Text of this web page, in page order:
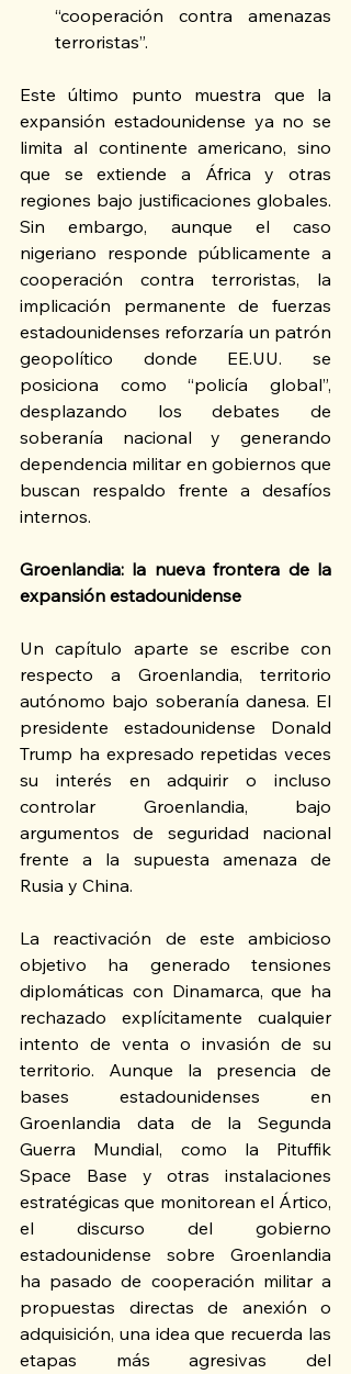
“cooperación contra amenazas
terroristas”.
Este último punto muestra que la
expansión estadounidense ya no se
limita al continente americano, sino
que se extiende a África y otras
regiones bajo justificaciones globales.
Sin embargo, aunque el caso
nigeriano responde públicamente a
cooperación contra terroristas, la
implicación permanente de fuerzas
estadounidenses reforzaría un patrón
geopolítico donde EE.UU. se
posiciona como “policía global”,
desplazando los debates de
soberanía nacional y generando
dependencia militar en gobiernos que
buscan respaldo frente a desafíos
internos.
Groenlandia: la nueva frontera de la
expansión estadounidense
Un capítulo aparte se escribe con
respecto a Groenlandia, territorio
autónomo bajo soberanía danesa. El
presidente estadounidense Donald
Trump ha expresado repetidas veces
su interés en adquirir o incluso
controlar Groenlandia, bajo
argumentos de seguridad nacional
frente a la supuesta amenaza de
Rusia y China.
La reactivación de este ambicioso
objetivo ha generado tensiones
diplomáticas con Dinamarca, que ha
rechazado explícitamente cualquier
intento de venta o invasión de su
territorio. Aunque la presencia de
bases estadounidenses en
Groenlandia data de la Segunda
Guerra Mundial, como la Pituffik
Space Base y otras instalaciones
estratégicas que monitorean el Ártico,
el discurso del gobierno
estadounidense sobre Groenlandia
ha pasado de cooperación militar a
propuestas directas de anexión o
adquisición, una idea que recuerda las
etapas más agresivas del